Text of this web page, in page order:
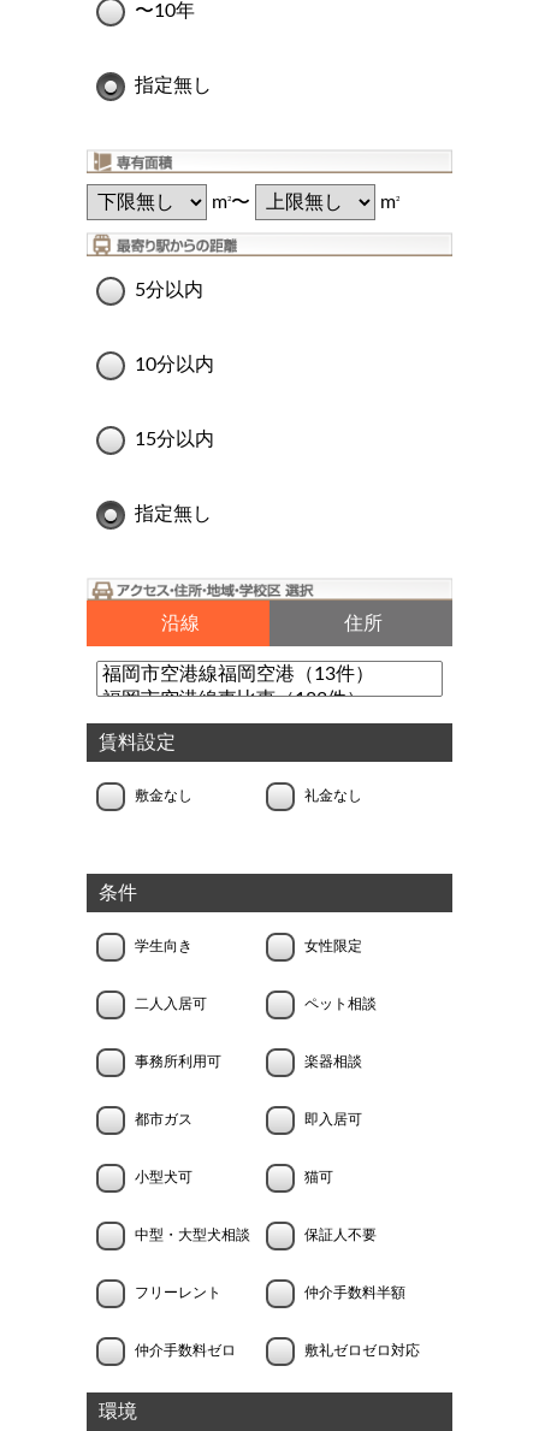
〜10年
指定無し
m2〜 m2
5分以内
10分以内
15分以内
指定無し
沿線 住所
賃料設定
敷金なし 礼金なし
条件
学生向き 女性限定
二人入居可 ペット相談
事務所利用可 楽器相談
都市ガス 即入居可
小型犬可 猫可
中型・大型犬相談 保証人不要
フリーレント 仲介手数料半額
仲介手数料ゼロ 敷礼ゼロゼロ対応
環境